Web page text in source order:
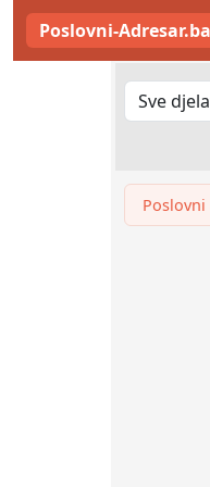
Poslovni-Adresar.ba